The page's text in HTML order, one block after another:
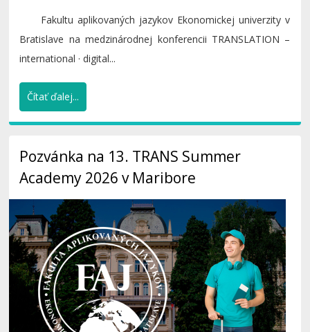
Fakultu aplikovaných jazykov Ekonomickej univerzity v
Bratislave na medzinárodnej konferencii TRANSLATION –
international · digital...
Čítať ďalej...
Pozvánka na 13. TRANS Summer
Academy 2026 v Maribore